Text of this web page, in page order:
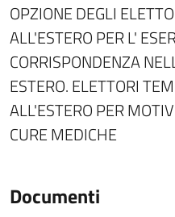
OPZIONE DEGLI
ALL'ESTERO PER L'
CORRISPONDENZA
ESTERO. ELETTORI
ALL'ESTERO PER
CURE MEDICHE
Documenti